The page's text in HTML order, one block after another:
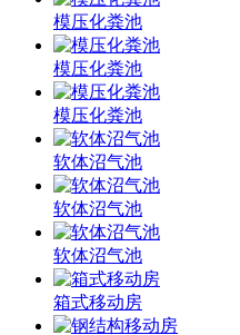
模压化粪池
模压化粪池
模压化粪池
软体沼气池
软体沼气池
软体沼气池
箱式移动房